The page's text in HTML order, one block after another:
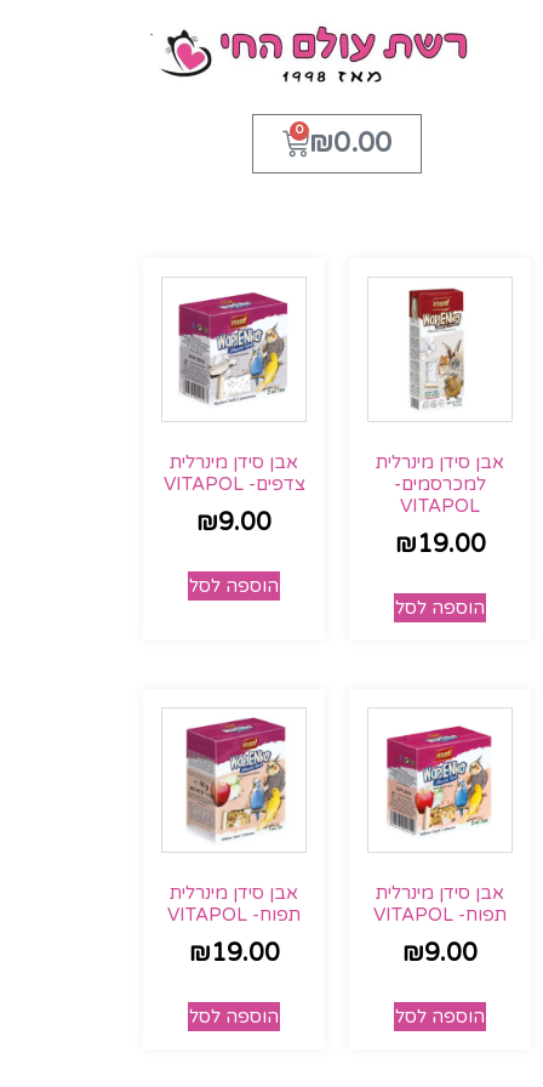
₪0.00
0
אבן סידן מינרלית
למכרסמים-
VITAPOL
₪19.00
הוספה לסל
אבן סידן מינרלית
צדפים- VITAPOL
₪9.00
הוספה לסל
אבן סידן מינרלית
תפוח- VITAPOL
₪9.00
הוספה לסל
אבן סידן מינרלית
תפוח- VITAPOL
₪19.00
הוספה לסל